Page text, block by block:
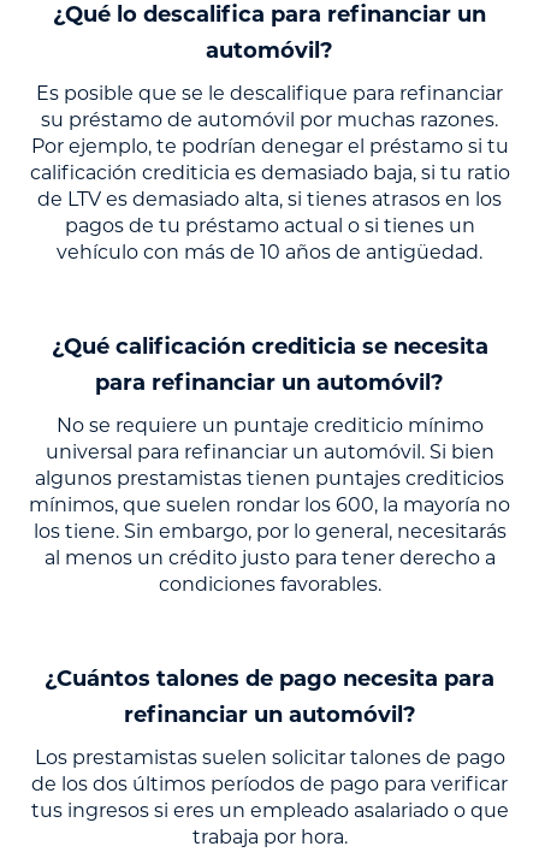
¿Qué lo descalifica para refinanciar un
automóvil?
Es posible que se le descalifique para refinanciar
su préstamo de automóvil por muchas razones.
Por ejemplo, te podrían denegar el préstamo si tu
calificación crediticia es demasiado baja, si tu ratio
de LTV es demasiado alta, si tienes atrasos en los
pagos de tu préstamo actual o si tienes un
vehículo con más de 10 años de antigüedad.
¿Qué calificación crediticia se necesita
para refinanciar un automóvil?
No se requiere un puntaje crediticio mínimo
universal para refinanciar un automóvil. Si bien
algunos prestamistas tienen puntajes crediticios
mínimos, que suelen rondar los 600, la mayoría no
los tiene. Sin embargo, por lo general, necesitarás
al menos un crédito justo para tener derecho a
condiciones favorables.
¿Cuántos talones de pago necesita para
refinanciar un automóvil?
Los prestamistas suelen solicitar talones de pago
de los dos últimos períodos de pago para verificar
tus ingresos si eres un empleado asalariado o que
trabaja por hora.